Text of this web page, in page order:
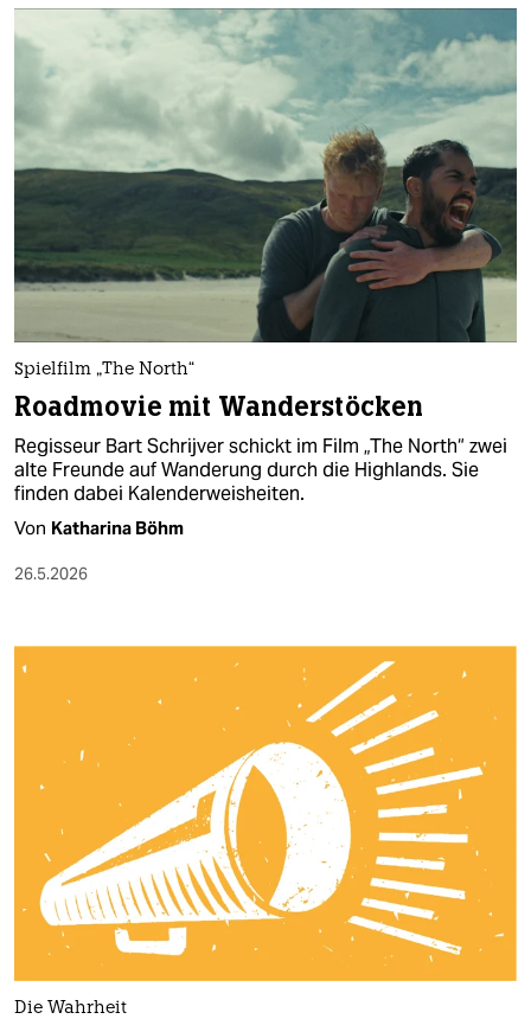
Spielfilm „The North“
Roadmovie mit Wanderstöcken
Regisseur Bart Schrijver schickt im Film „The North“ zwei
alte Freunde auf Wanderung durch die Highlands. Sie
finden dabei Kalenderweisheiten.
Von Katharina Böhm​
26.5.2026
Die Wahrheit